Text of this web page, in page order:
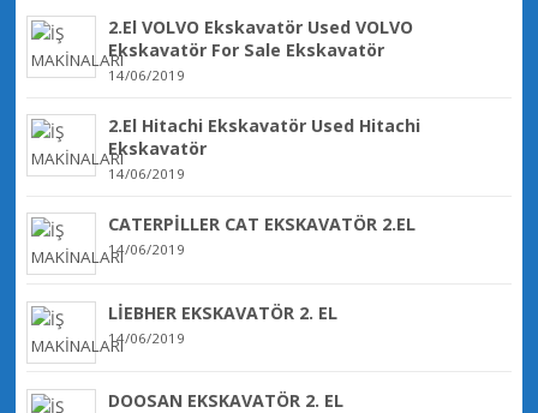
2.El VOLVO Ekskavatör Used VOLVO
Ekskavatör For Sale Ekskavatör
14/06/2019
2.El Hitachi Ekskavatör Used Hitachi
Ekskavatör
14/06/2019
CATERPİLLER CAT EKSKAVATÖR 2.EL
14/06/2019
LİEBHER EKSKAVATÖR 2. EL
14/06/2019
DOOSAN EKSKAVATÖR 2. EL